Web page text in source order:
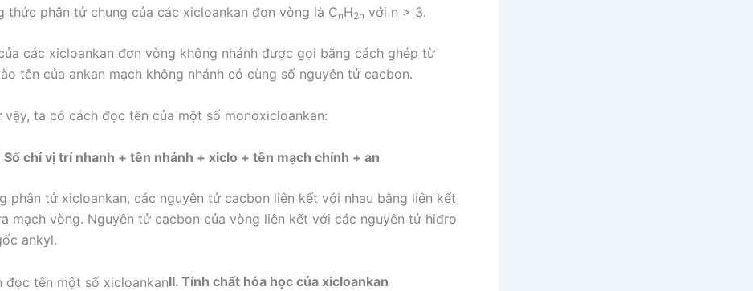
thức phân tử chung của các xicloankan đơn vòng là CnH2n với n > 3.
các xicloankan đơn vòng không nhánh được gọi bằng cách ghép từ
tên của ankan mạch không nhánh có cùng số nguyên tử cacbon.
ta có cách đọc tên của một số monoxicloankan:
Số chỉ vị trí nhanh + tên nhánh + xiclo + tên mạch chính + an
phân tử xicloankan, các nguyên tử cacbon liên kết với nhau bằng liên kết
mạch vòng. Nguyên tử cacbon của vòng liên kết với các nguyên tử hiđro
ankyl.
II. Tính chất hóa học của xicloankan